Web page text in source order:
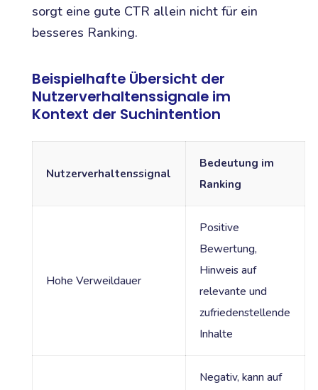
sorgt eine gute CTR allein nicht für ein
besseres Ranking.
Beispielhafte Übersicht der
Nutzerverhaltenssignale im
Kontext der Suchintention
Nutzerverhaltenssignal
Bedeutung im
Ranking
Hohe Verweildauer
Positive
Bewertung,
Hinweis auf
relevante und
zufriedenstellende
Inhalte
Negativ, kann auf